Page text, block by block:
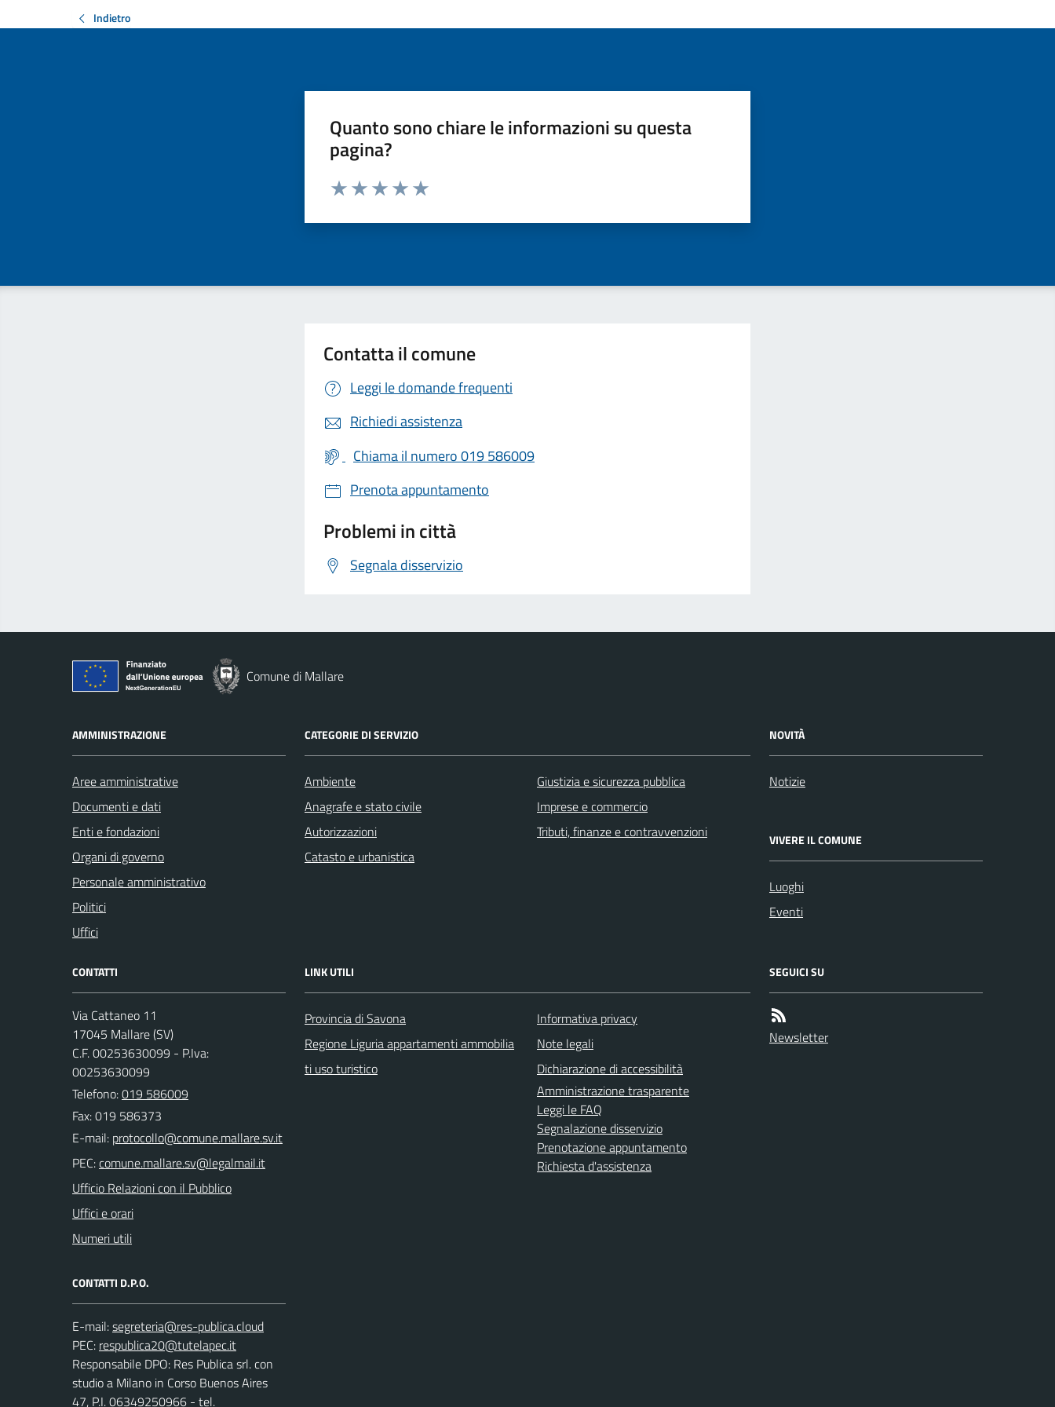
Indietro
Quanto sono chiare le informazioni su questa
pagina?
Valuta da 1 a 5 stelle la pagina
Contatta il comune
Leggi le domande frequenti
Richiedi assistenza
Chiama il numero 019 586009
Prenota appuntamento
Problemi in città
Segnala disservizio
Comune di Mallare
AMMINISTRAZIONE
Aree amministrative
Documenti e dati
Enti e fondazioni
Organi di governo
Personale amministrativo
Politici
Uffici
CATEGORIE DI SERVIZIO
Ambiente
Anagrafe e stato civile
Autorizzazioni
Catasto e urbanistica
Giustizia e sicurezza pubblica
Imprese e commercio
Tributi, finanze e contravvenzioni
NOVITÀ
Notizie
VIVERE IL COMUNE
Luoghi
Eventi
CONTATTI
Via Cattaneo 11
17045 Mallare (SV)
C.F. 00253630099 - P.Iva:
00253630099
Telefono:019 586009
Fax: 019 586373
E-mail:
PEC:
Ufficio Relazioni con il Pubblico
Uffici e orari
Numeri utili
CONTATTI D.P.O.
E-mail:
PEC:
Responsabile DPO: Res Publica srl. con
studio a Milano in Corso Buenos Aires
47, P.I. 06349250966 - tel.
LINK UTILI
Provincia di Savona
Regione Liguria appartamenti ammobilia
ti uso turistico
Informativa privacy
Note legali
Dichiarazione di accessibilità
Amministrazione trasparente
Leggi le FAQ
Segnalazione disservizio
Prenotazione appuntamento
Richiesta d'assistenza
SEGUICI SU
Newsletter